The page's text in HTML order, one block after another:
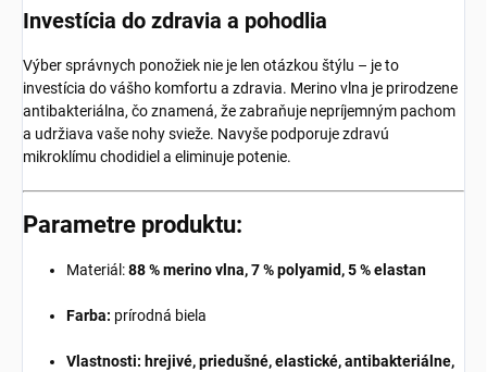
Investícia do zdravia a pohodlia
Výber správnych ponožiek nie je len otázkou štýlu – je to
investícia do vášho komfortu a zdravia. Merino vlna je prirodzene
antibakteriálna, čo znamená, že zabraňuje nepríjemným pachom
a udržiava vaše nohy svieže. Navyše podporuje zdravú
mikroklímu chodidiel a eliminuje potenie.
Parametre produktu:
Materiál:88 % merino vlna, 7 % polyamid, 5 % elastan
Farba: prírodná biela
Vlastnosti: hrejivé, priedušné, elastické, antibakteriálne,